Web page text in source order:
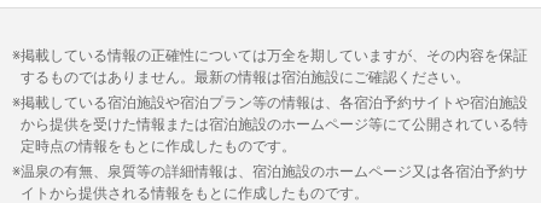
掲載している情報の正確性については万全を期していますが、その内容を保証
するものではありません。最新の情報は宿泊施設にご確認ください。
掲載している宿泊施設や宿泊プラン等の情報は、各宿泊予約サイトや宿泊施設
から提供を受けた情報または宿泊施設のホームページ等にて公開されている特
定時点の情報をもとに作成したものです。
温泉の有無、泉質等の詳細情報は、宿泊施設のホームページ又は各宿泊予約サ
イトから提供される情報をもとに作成したものです。